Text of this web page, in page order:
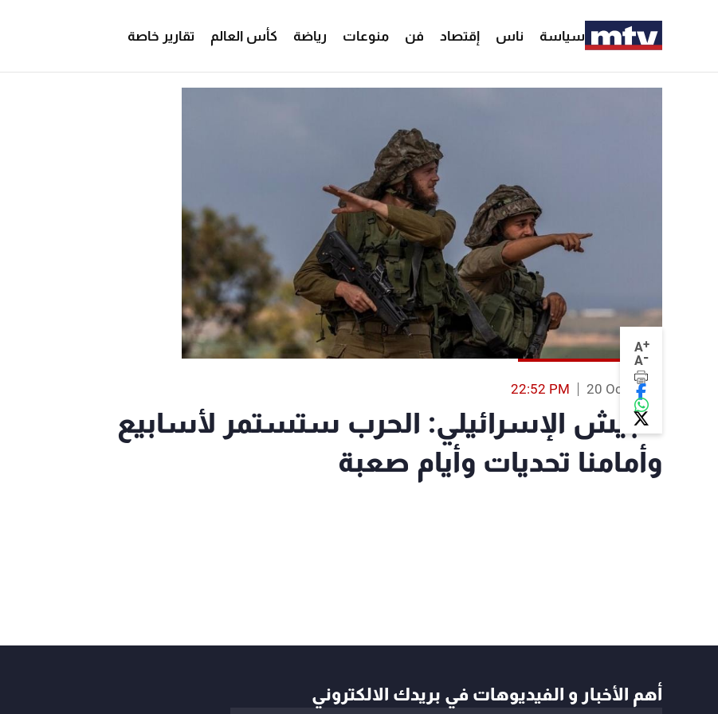
سياسة ناس إقتصاد فن منوعات رياضة كأس العالم تقارير خاصة
A+
A-
20 Oct 2023
22:52 PM
الجيش الإسرائيلي: الحرب ستستمر لأسابيع
وأمامنا تحديات وأيام صعبة
أهم الأخبار و الفيديوهات في بريدك الالكتروني